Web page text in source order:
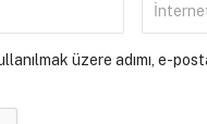
üzere adımı, e-